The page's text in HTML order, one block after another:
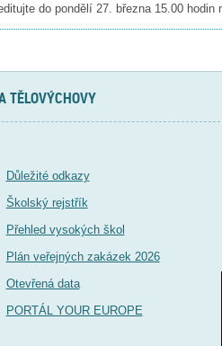
do pondělí 27. března 15.00 hodin
TĚLOVÝCHOVY
Důležité odkazy
Školský rejstřík
Přehled vysokých škol
Plán veřejných zakázek 2026
Otevřená data
PORTÁL YOUR EUROPE